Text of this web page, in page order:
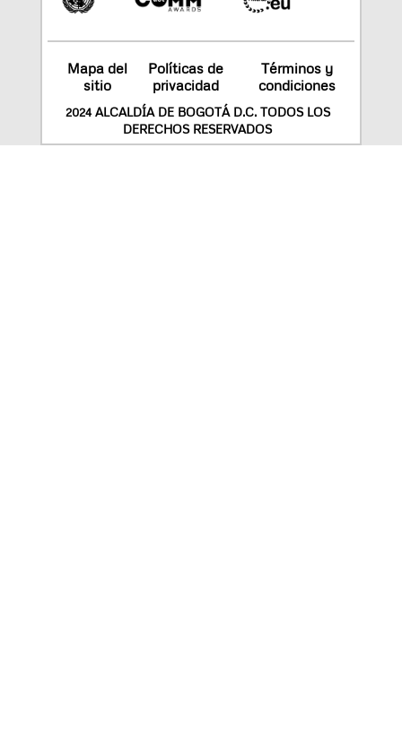
Mapa del
sitio
Políticas de
privacidad
Términos y
condiciones
2024 ALCALDÍA DE BOGOTÁ D.C. TODOS LOS
DERECHOS RESERVADOS